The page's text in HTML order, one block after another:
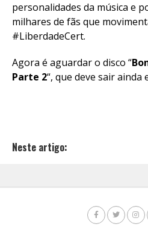
personalidades da música e
milhares de fãs que
#LiberdadeCert.
Agora é aguardar o disco “
Parte 2“, que deve sair ainda
Neste artigo: